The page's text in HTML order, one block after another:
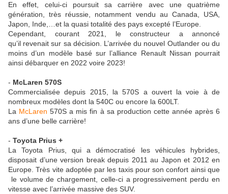
En effet, celui-ci poursuit sa carrière avec une quatrième
génération, très réussie, notamment vendu au Canada, USA,
Japon, Inde,…et la quasi totalité des pays excepté l’Europe.
Cependant, courant 2021, le constructeur a annoncé
qu’il revenait sur sa décision. L’arrivée du nouvel Outlander ou du
moins d’un modèle basé sur l’alliance Renault Nissan pourrait
ainsi débarquer en 2022 voire 2023!
- McLaren 570S
Commercialisée depuis 2015, la 570S a ouvert la voie à de
nombreux modèles dont la 540C ou encore la 600LT.
La McLaren 570S a mis fin à sa production cette année après 6
ans d’une belle carrière!
- Toyota Prius +
La Toyota Prius, qui a démocratisé les véhicules hybrides,
disposait d’une version break depuis 2011 au Japon et 2012 en
Europe. Très vite adoptée par les taxis pour son confort ainsi que
le volume de chargement, celle-ci a progressivement perdu en
vitesse avec l’arrivée massive des SUV.